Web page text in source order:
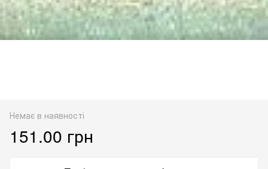
Немає в наявності
151.00 грн